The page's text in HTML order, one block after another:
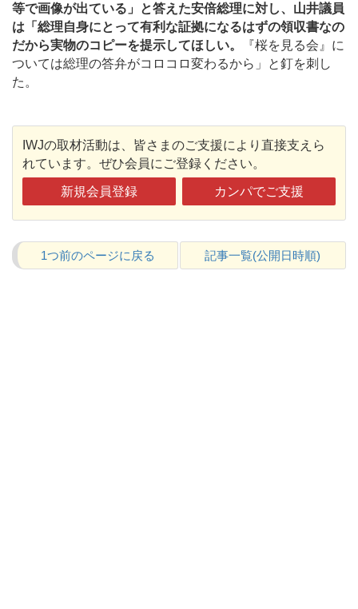
等で画像が出ている」と答えた安倍総理に対し、山井議員
は「総理自身にとって有利な証拠になるはずの領収書なの
だから実物のコピーを提示してほしい。
『桜を見る会』に
ついては総理の答弁がコロコロ変わるから」と釘を刺し
た。
IWJの取材活動は、皆さまのご支援により直接支えら
れています。ぜひ会員にご登録ください。
新規会員登録 カンパでご支援
1つ前のページに戻る 記事一覧(公開日時順)